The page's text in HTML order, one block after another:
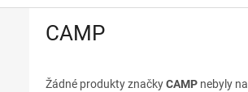
CAMP
Žádné produkty značkyCAMP nebyly